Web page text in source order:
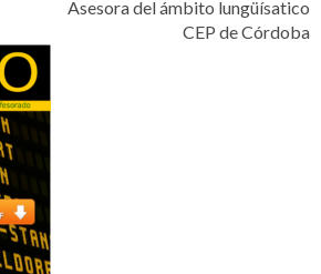
Asesora del ámbito lungüísatico
CEP de Córdoba